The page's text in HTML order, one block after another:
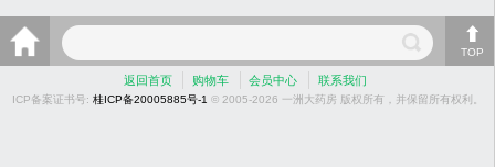
TOP
返回首页 购物车 会员中心 联系我们
ICP备案证书号: 桂ICP备20005885号-1 © 2005-2026 一洲大药房 版权所有，并保留所有权利。